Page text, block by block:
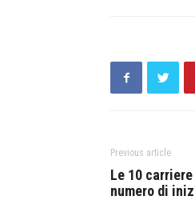
Previous article
Le 10
numero di